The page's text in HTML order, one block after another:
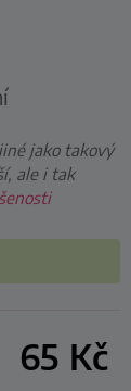
jako takový
ale i tak
65 Kč